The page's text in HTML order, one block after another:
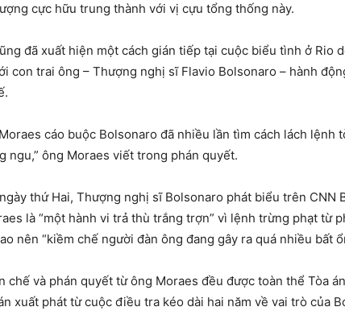
cực hữu trung thành với vị cựu tổng thống này.
đã xuất hiện một cách gián tiếp tại cuộc biểu tình ở Rio
con trai ông – Thượng nghị sĩ Flavio Bolsonaro – hành
cáo buộc Bolsonaro đã nhiều lần tìm cách lách lệnh
ngu,” ông Moraes viết trong phán quyết.
thứ Hai, Thượng nghị sĩ Bolsonaro phát biểu trên CNN
là “một hành vi trả thù trắng trợn” vì lệnh trừng phạt từ
nên “kiềm chế người đàn ông đang gây ra quá nhiều bất
chế và phán quyết từ ông Moraes đều được toàn thể Tòa
xuất phát từ cuộc điều tra kéo dài hai năm về vai trò của